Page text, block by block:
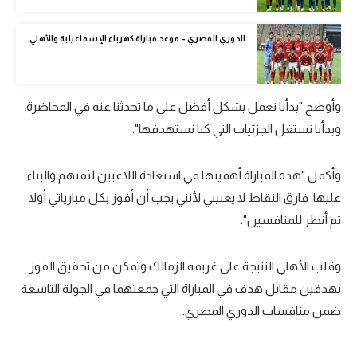
أمريكا
ركن الألعاب
أقسام خاصة
Gamers
تحقيق في الجول
تقرير في الجول
تحليل في الجول
حكايات في الجول
كويز في الجول
الدوري المصري – موعد مباراة كهرباء الإسماعيلية والأهلي
وأوضح "بدأنا نعمل بشكل أفضل على ما تحدثنا عنه في المحاضرة،
وبدأنا نستغل الجزئيات التي كنا نستهدفها".
وأكمل "هذه المباراة أهميتها في استعادة اللاعبين لثقتهم والبناء
عليها. فارق النقاط لا يعنيني لأنني يجب أن أفوز بكل مبارياتي أولا
ثم أنظر للمنافسين".
وقلب الأهلي النتيجة على غريمه الزمالك وتمكن من تحقيق الفوز
بهدفين مقابل هدف في المباراة التي جمعتهما في الجولة التاسعة
ضمن منافسات الدوري المصري.